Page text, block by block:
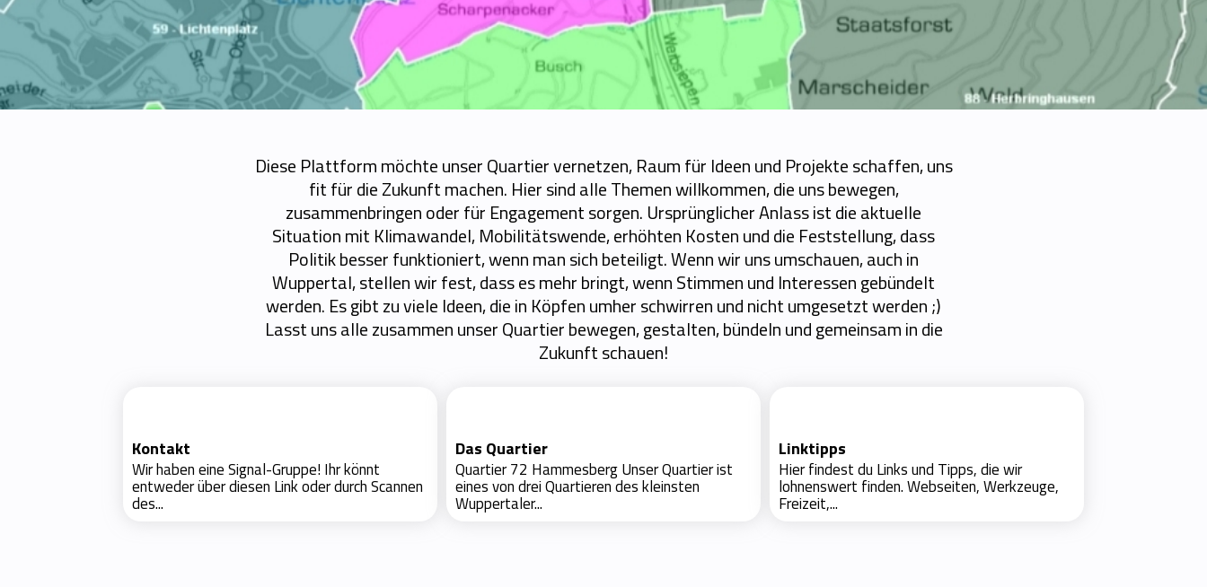
Diese Plattform möchte unser Quartier vernetzen, Raum für Ideen und Projekte schaffen, uns
fit für die Zukunft machen. Hier sind alle Themen willkommen, die uns bewegen,
zusammenbringen oder für Engagement sorgen. Ursprünglicher Anlass ist die aktuelle
Situation mit Klimawandel, Mobilitätswende, erhöhten Kosten und die Feststellung, dass
Politik besser funktioniert, wenn man sich beteiligt. Wenn wir uns umschauen, auch in
Wuppertal, stellen wir fest, dass es mehr bringt, wenn Stimmen und Interessen gebündelt
werden. Es gibt zu viele Ideen, die in Köpfen umher schwirren und nicht umgesetzt werden ;)
Lasst uns alle zusammen unser Quartier bewegen, gestalten, bündeln und gemeinsam in die
Zukunft schauen!
Kontakt
Wir haben eine Signal-Gruppe! Ihr könnt
entweder über diesen Link oder durch Scannen
des...
Das Quartier
Quartier 72 Hammesberg Unser Quartier ist
eines von drei Quartieren des kleinsten
Wuppertaler...
Linktipps
Hier findest du Links und Tipps, die wir
lohnenswert finden. Webseiten, Werkzeuge,
Freizeit,...